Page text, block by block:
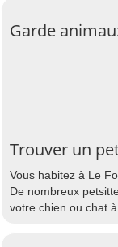
Garde
Trouver un
Vous habitez à Le
De nombreux
votre chien ou chat